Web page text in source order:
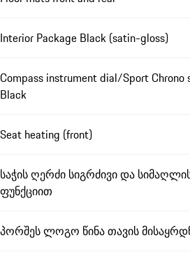
Interior Package Black (satin-gloss)
Compass instrument dial/Sport
Black
Seat heating (front)
საჭის ღერძი სიგრძივი და
ფუნქციით
პორშეს ლოგო წინა თავის